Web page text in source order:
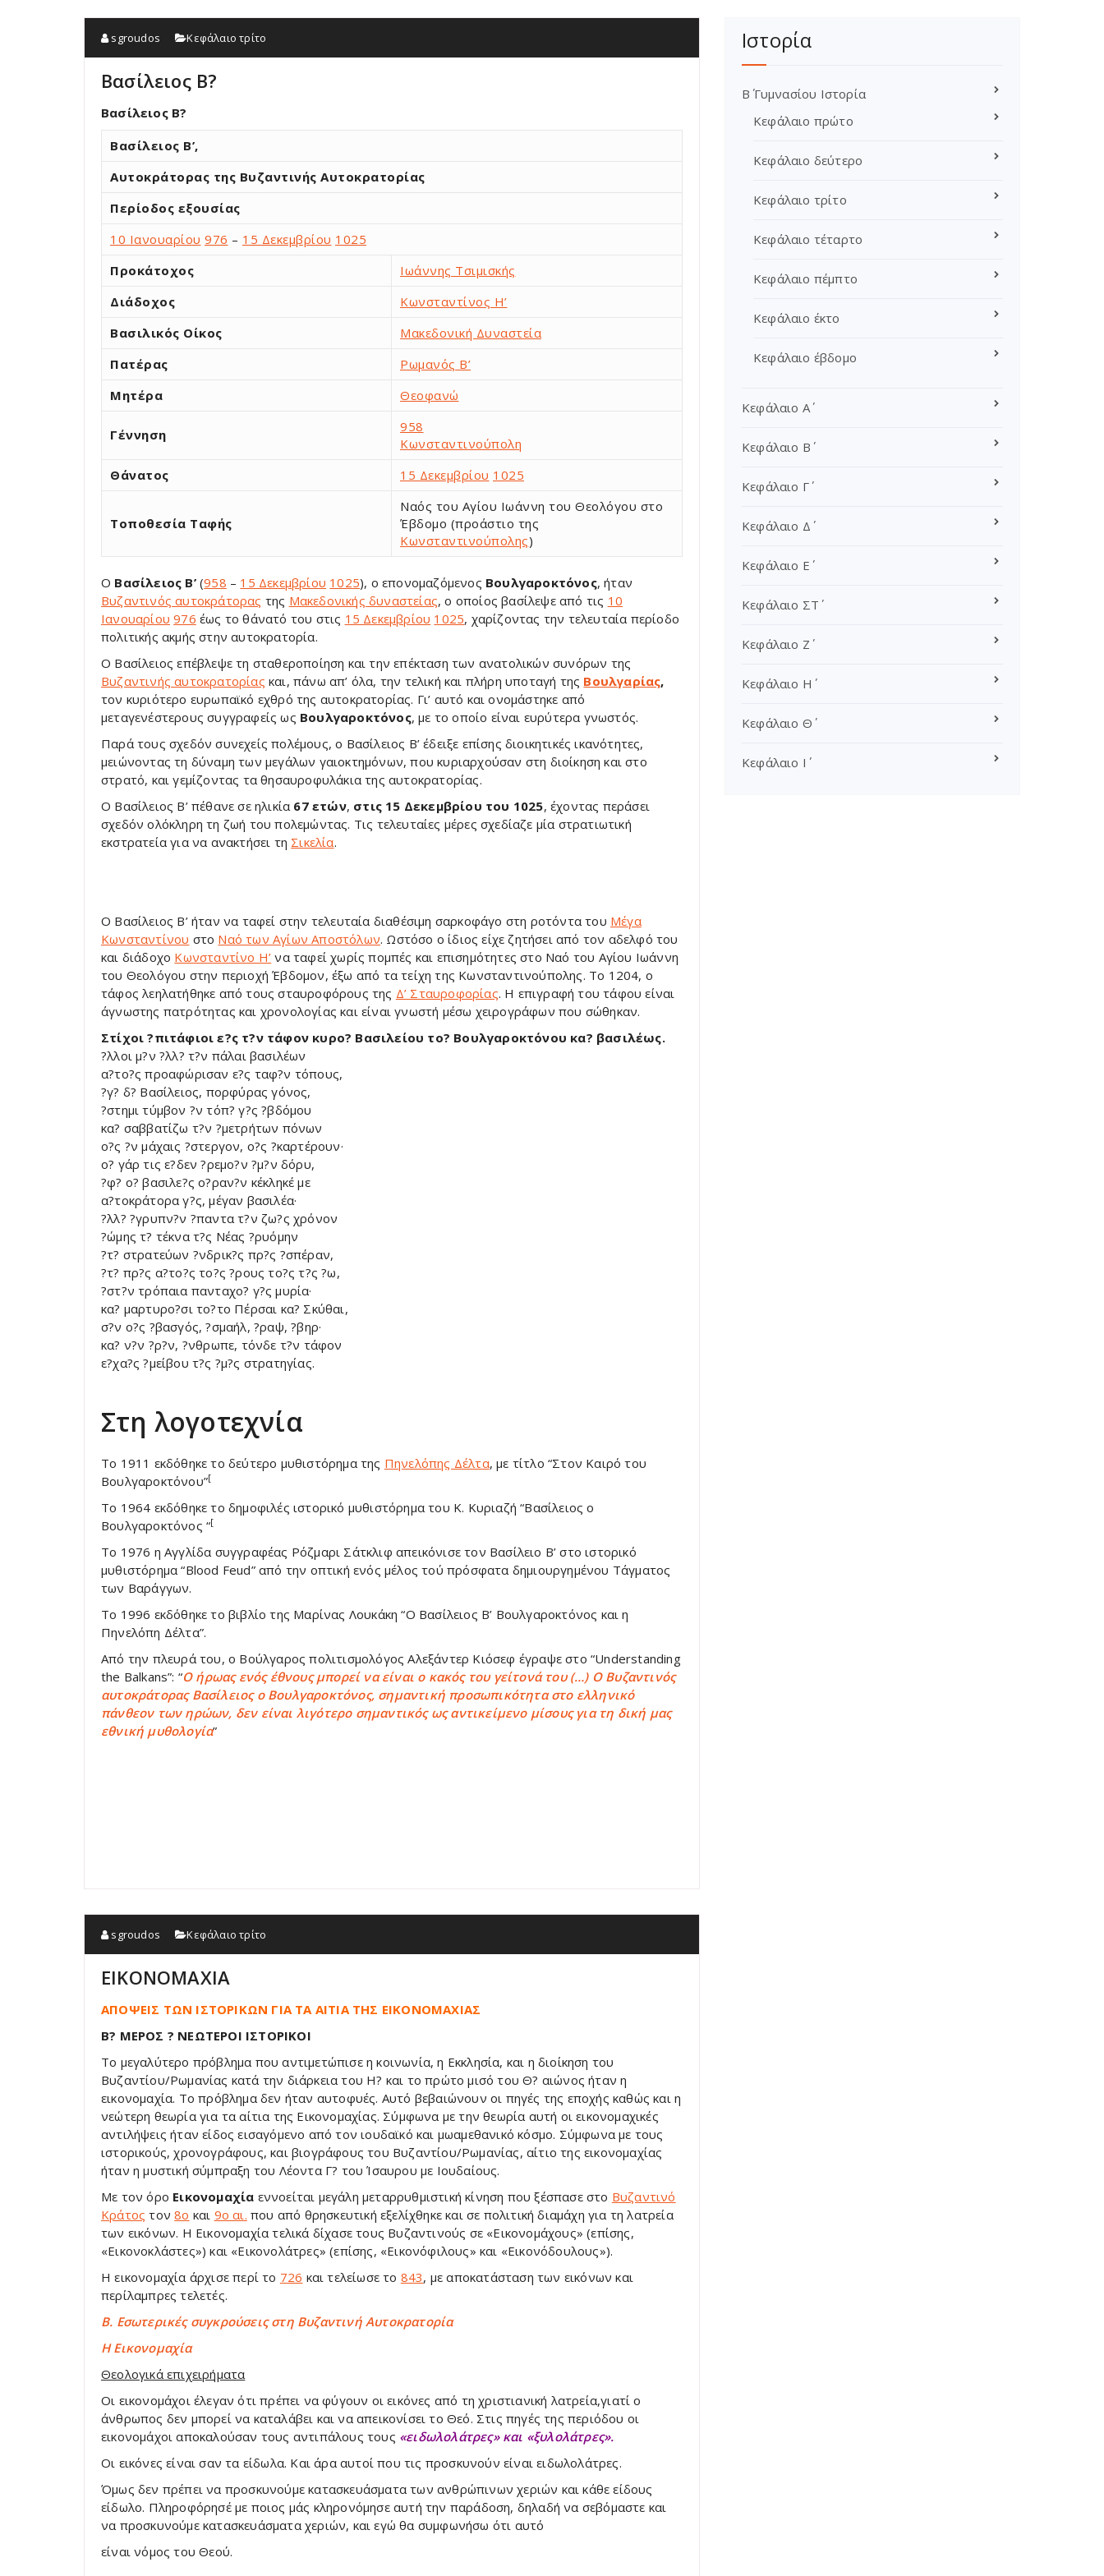
sgroudos Κεφάλαιο τρίτο
Βασίλειος Β?
Βασίλειος Β?
Βασίλειος Β’,
Αυτοκράτορας της Βυζαντινής Αυτοκρατορίας
Περίοδος εξουσίας
10 Ιανουαρίου 976 – 15 Δεκεμβρίου 1025
Προκάτοχος
Ιωάννης Τσιμισκής
Διάδοχος
Κωνσταντίνος Η’
Βασιλικός Οίκος
Μακεδονική Δυναστεία
Πατέρας
Ρωμανός Β’
Μητέρα
Θεοφανώ
Γέννηση
958
Κωνσταντινούπολη
Θάνατος
15 Δεκεμβρίου 1025
Τοποθεσία Ταφής
Ναός του Αγίου Ιωάννη του Θεολόγου στο
Έβδομο (προάστιο της
Κωνσταντινούπολης)
Ο Βασίλειος Β’(958 – 15 Δεκεμβρίου 1025), ο επονομαζόμενος Βουλγαροκτόνος, ήταν
Βυζαντινός αυτοκράτορας της Μακεδονικής δυναστείας, ο οποίος βασίλεψε από τις 10
Ιανουαρίου 976 έως το θάνατό του στις 15 Δεκεμβρίου 1025, χαρίζοντας την τελευταία περίοδο
πολιτικής ακμής στην αυτοκρατορία.
Ο Βασίλειος επέβλεψε τη σταθεροποίηση και την επέκταση των ανατολικών συνόρων της
Βυζαντινής αυτοκρατορίας και, πάνω απ’ όλα, την τελική και πλήρη υποταγή της Βουλγαρίας,
τον κυριότερο ευρωπαϊκό εχθρό της αυτοκρατορίας. Γι’ αυτό και ονομάστηκε από
μεταγενέστερους συγγραφείς ως Βουλγαροκτόνος, με το οποίο είναι ευρύτερα γνωστός.
Παρά τους σχεδόν συνεχείς πολέμους, ο Βασίλειος Β’ έδειξε επίσης διοικητικές ικανότητες,
μειώνοντας τη δύναμη των μεγάλων γαιοκτημόνων, που κυριαρχούσαν στη διοίκηση και στο
στρατό, και γεμίζοντας τα θησαυροφυλάκια της αυτοκρατορίας.
Ο Βασίλειος Β’ πέθανε σε ηλικία 67 ετών, στις 15 Δεκεμβρίου του 1025, έχοντας περάσει
σχεδόν ολόκληρη τη ζωή του πολεμώντας. Τις τελευταίες μέρες σχεδίαζε μία στρατιωτική
εκστρατεία για να ανακτήσει τη Σικελία.
Ο Βασίλειος Β’ ήταν να ταφεί στην τελευταία διαθέσιμη σαρκοφάγο στη ροτόντα του Μέγα
Κωνσταντίνου στο Ναό των Αγίων Αποστόλων. Ωστόσο ο ίδιος είχε ζητήσει από τον αδελφό του
και διάδοχο Κωνσταντίνο Η’ να ταφεί χωρίς πομπές και επισημότητες στο Ναό του Αγίου Ιωάννη
του Θεολόγου στην περιοχή Έβδομον, έξω από τα τείχη της Κωνσταντινούπολης. Το 1204, ο
τάφος λεηλατήθηκε από τους σταυροφόρους της Δ’ Σταυροφορίας. Η επιγραφή του τάφου είναι
άγνωστης πατρότητας και χρονολογίας και είναι γνωστή μέσω χειρογράφων που σώθηκαν.
Στίχοι?πιτάφιοι ε?ς τ?ν τάφον κυρο? Βασιλείου το? Βουλγαροκτόνου κα? βασιλέως.
?λλοι μ?ν ?λλ? τ?ν πάλαι βασιλέων
α?το?ς προαφώρισαν ε?ς ταφ?ν τόπους,
?γ? δ? Βασίλειος, πορφύρας γόνος,
?στημι τύμβον ?ν τόπ? γ?ς ?βδόμου
κα? σαββατίζω τ?ν ?μετρήτων πόνων
ο?ς ?ν μάχαις ?στεργον, ο?ς ?καρτέρουν·
ο? γάρ τις ε?δεν ?ρεμο?ν ?μ?ν δόρυ,
?φ? ο? βασιλε?ς ο?ραν?ν κέκληκέ με
α?τοκράτορα γ?ς, μέγαν βασιλέα·
?λλ? ?γρυπν?ν ?παντα τ?ν ζω?ς χρόνον
?ώμης τ? τέκνα τ?ς Νέας ?ρυόμην
?τ? στρατεύων ?νδρικ?ς πρ?ς ?σπέραν,
?τ? πρ?ς α?το?ς το?ς ?ρους το?ς τ?ς ?ω,
?στ?ν τρόπαια πανταχο? γ?ς μυρία·
κα? μαρτυρο?σι το?το Πέρσαι κα? Σκύθαι,
σ?ν ο?ς ?βασγός, ?σμαήλ, ?ραψ, ?βηρ·
κα? ν?ν ?ρ?ν, ?νθρωπε, τόνδε τ?ν τάφον
ε?χα?ς ?μείβου τ?ς ?μ?ς στρατηγίας.
Στη λογοτεχνία
Το 1911 εκδόθηκε το δεύτερο μυθιστόρημα της Πηνελόπης Δέλτα, με τίτλο “Στον Καιρό του
Βουλγαροκτόνου”[
Το 1964 εκδόθηκε το δημοφιλές ιστορικό μυθιστόρημα του Κ. Κυριαζή “Βασίλειος ο
Βουλγαροκτόνος “[
Το 1976 η Αγγλίδα συγγραφέας Ρόζμαρι Σάτκλιφ απεικόνισε τον Βασίλειο Β’ στο ιστορικό
μυθιστόρημα “Blood Feud” από την οπτική ενός μέλος τού πρόσφατα δημιουργημένου Τάγματος
των Βαράγγων.
Το 1996 εκδόθηκε το βιβλίο της Μαρίνας Λουκάκη “Ο Βασίλειος Β’ Βουλγαροκτόνος και η
Πηνελόπη Δέλτα”.
Από την πλευρά του, ο Βούλγαρος πολιτισμολόγος Αλεξάντερ Κιόσεφ έγραψε στο “Understanding
the Balkans”: “Ο ήρωας ενός έθνους μπορεί να είναι ο κακός του γείτονά του (…) Ο Βυζαντινός
αυτοκράτορας Βασίλειος ο Βουλγαροκτόνος, σημαντική προσωπικότητα στο ελληνικό
πάνθεον των ηρώων, δεν είναι λιγότερο σημαντικός ως αντικείμενο μίσους για τη δική μας
εθνική μυθολογία”
sgroudos Κεφάλαιο τρίτο
ΕΙΚΟΝΟΜΑΧΙΑ
ΑΠΟΨΕΙΣ ΤΩΝ ΙΣΤΟΡΙΚΩΝ ΓΙΑ ΤΑ ΑΙΤΙΑ ΤΗΣ ΕΙΚΟΝΟΜΑΧΙΑΣ
Β? ΜΕΡΟΣ ? ΝΕΩΤΕΡΟΙ ΙΣΤΟΡΙΚΟΙ
Το μεγαλύτερο πρόβλημα που αντιμετώπισε η κοινωνία, η Εκκλησία, και η διοίκηση του
Βυζαντίου/Ρωμανίας κατά την διάρκεια του Η? και το πρώτο μισό του Θ? αιώνος ήταν η
εικονομαχία. Το πρόβλημα δεν ήταν αυτοφυές. Αυτό βεβαιώνουν οι πηγές της εποχής καθώς και η
νεώτερη θεωρία για τα αίτια της Εικονομαχίας. Σύμφωνα με την θεωρία αυτή οι εικονομαχικές
αντιλήψεις ήταν είδος εισαγόμενο από τον ιουδαϊκό και μωαμεθανικό κόσμο. Σύμφωνα με τους
ιστορικούς, χρονογράφους, και βιογράφους του Βυζαντίου/Ρωμανίας, αίτιο της εικονομαχίας
ήταν η μυστική σύμπραξη του Λέοντα Γ? του Ίσαυρου με Ιουδαίους.
Με τον όρο Εικονομαχία εννοείται μεγάλη μεταρρυθμιστική κίνηση που ξέσπασε στο Βυζαντινό
Κράτος τον8ο και 9ο αι. που από θρησκευτική εξελίχθηκε και σε πολιτική διαμάχη για τη λατρεία
των εικόνων. Η Εικονομαχία τελικά δίχασε τους Βυζαντινούς σε «Εικονομάχους» (επίσης,
«Εικονοκλάστες») και «Εικονολάτρες» (επίσης, «Εικονόφιλους» και «Εικονόδουλους»).
Η εικονομαχία άρχισε περί το 726 και τελείωσε το 843, με αποκατάσταση των εικόνων και
περίλαμπρες τελετές.
Β. Εσωτερικές συγκρούσεις στη Βυζαντινή Αυτοκρατορία
Η Eικονομαχία
Θεολογικά επιχειρήματα
Οι εικονομάχοι έλεγαν ότι πρέπει να φύγουν οι εικόνες από τη χριστιανική λατρεία,γιατί ο
άνθρωπος δεν μπορεί να καταλάβει και να απεικονίσει το Θεό. Στις πηγές της περιόδου οι
εικονομάχοι αποκαλούσαν τους αντιπάλους τους «ειδωλολάτρες» και «ξυλολάτρες».
Οι εικόνες είναι σαν τα είδωλα. Και άρα αυτοί που τις προσκυνούν είναι ειδωλολάτρες.
Όμως δεν πρέπει να προσκυνούμε κατασκευάσματα των ανθρώπινων χεριών και κάθε είδους
είδωλο. Πληροφόρησέ με ποιος μάς κληρονόμησε αυτή την παράδοση, δηλαδή να σεβόμαστε και
να προσκυνούμε κατασκευάσματα χεριών, και εγώ θα συμφωνήσω ότι αυτό
είναι νόμος του Θεού.
Ιστορία
Β΄ Γυμνασίου Ιστορία
Κεφάλαιο πρώτο
Κεφάλαιο δεύτερο
Κεφάλαιο τρίτο
Κεφάλαιο τέταρτο
Κεφάλαιο πέμπτο
Κεφάλαιο έκτο
Κεφάλαιο έβδομο
Κεφάλαιο Α΄
Κεφάλαιο Β΄
Κεφάλαιο Γ΄
Κεφάλαιο Δ΄
Κεφάλαιο Ε΄
Κεφάλαιο ΣΤ΄
Κεφάλαιο Ζ΄
Κεφάλαιο Η΄
Κεφάλαιο Θ΄
Κεφάλαιο Ι΄